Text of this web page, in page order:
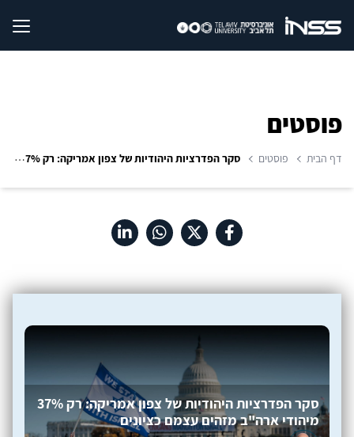
פוסטים
דף הבית פוסטים סקר הפדרציות היהודיות של צפון אמריקה: רק 37% מיהודי ארה"ב מזהים עצמם כציונים
סקר הפדרציות היהודיות של צפון אמריקה: רק 37%
מיהודי ארה"ב מזהים עצמם כציונים